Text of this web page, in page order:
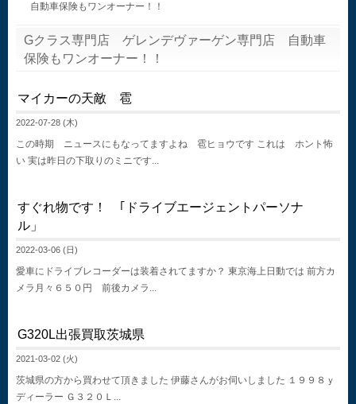
自動車保険もワンオーナー！！
Gクラス専門店 ゲレンデヴァーゲン専門店 自動車
保険もワンオーナー！！
マイカーの天敵 雹
2022-07-28 (木)
この時期 ニュースにもなってますよね 雹ヒョウです これは ホント怖
い 実は昨日の下取りのミニです...
すぐれ物です！ ｢ドライブエージェントパーソナ
ル」
2022-03-06 (日)
愛車にドライブレコーダーは装着されてますか？ 東京海上日動では 前方カ
メラ月々６５０円 前後カメラ...
G320L出張買取茨城県
2021-03-02 (火)
茨城県の方から買わせて頂きました 伊藤さんがお伺いしました １９９８ｙ
ディーラー Ｇ３２０Ｌ...